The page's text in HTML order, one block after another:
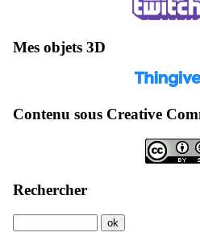
Mes objets 3D
Contenu sous Creative
Rechercher